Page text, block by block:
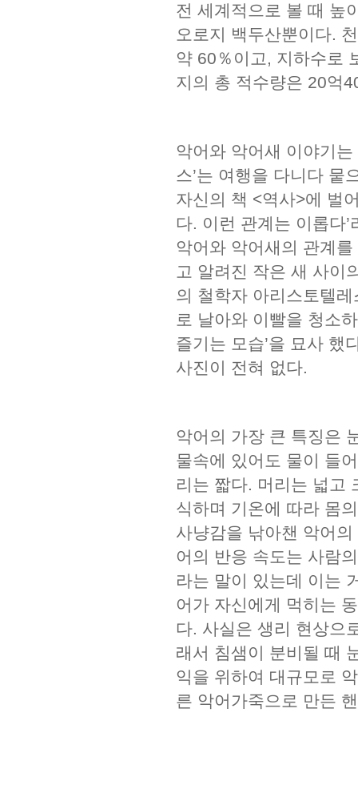
전 세계적으로 볼 때 높
오로지 백두산뿐이다.
약 60％이고, 지하수로
지의 총 적수량은 20억
악어와 악어새 이야기
스’는 여행을 다니다 뭍
자신의 책 <역사>에 벌
다. 이런 관계는 이롭다
악어와 악어새의 관계
고 알려진 작은 새 사이
의 철학자 아리스토텔
로 날아와 이빨을 청소
즐기는 모습’을 묘사 했
사진이 전혀 없다.
악어의 가장 큰 특징은
물속에 있어도 물이 들
리는 짧다. 머리는 넓고
식하며 기온에 따라 몸
사냥감을 낚아챈 악어
어의 반응 속도는 사람
라는 말이 있는데 이는
어가 자신에게 먹히는
다. 사실은 생리 현상으
래서 침샘이 분비될 때
익을 위하여 대규모로
른 악어가죽으로 만든